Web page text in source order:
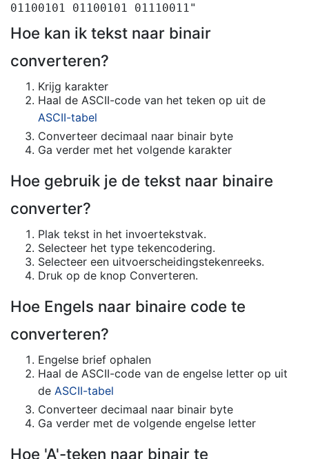
01100101 01100101 01110011"
Hoe kan ik tekst naar binair
converteren?
Krijg karakter
Haal de ASCII-code van het teken op uit de
ASCII-tabel
Converteer decimaal naar binair byte
Ga verder met het volgende karakter
Hoe gebruik je de tekst naar binaire
converter?
Plak tekst in het invoertekstvak.
Selecteer het type tekencodering.
Selecteer een uitvoerscheidingstekenreeks.
Druk op de knop Converteren.
Hoe Engels naar binaire code te
converteren?
Engelse brief ophalen
Haal de ASCII-code van de engelse letter op uit
de ASCII-tabel
Converteer decimaal naar binair byte
Ga verder met de volgende engelse letter
Hoe 'A'-teken naar binair te